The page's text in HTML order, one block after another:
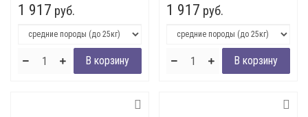
1 917 руб. 1 917 руб.